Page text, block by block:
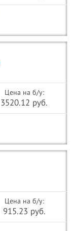
Цена на б/у:
3520.12 руб.
Цена на б/у:
915.23 руб.